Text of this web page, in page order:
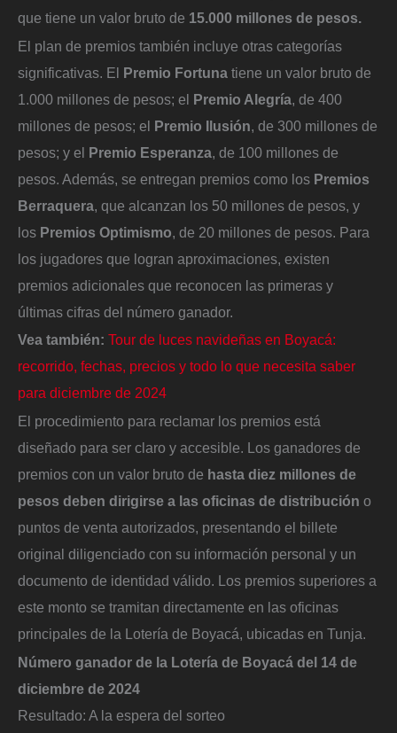
que tiene un valor bruto de 15.000 millones de pesos.
El plan de premios también incluye otras categorías
significativas. El Premio Fortuna tiene un valor bruto de
1.000 millones de pesos; el Premio Alegría, de 400
millones de pesos; el Premio Ilusión, de 300 millones de
pesos; y el Premio Esperanza, de 100 millones de
pesos. Además, se entregan premios como los Premios
Berraquera, que alcanzan los 50 millones de pesos, y
los Premios Optimismo, de 20 millones de pesos. Para
los jugadores que logran aproximaciones, existen
premios adicionales que reconocen las primeras y
últimas cifras del número ganador.
Vea también: Tour de luces navideñas en Boyacá:
recorrido, fechas, precios y todo lo que necesita saber
para diciembre de 2024
El procedimiento para reclamar los premios está
diseñado para ser claro y accesible. Los ganadores de
premios con un valor bruto de hasta diez millones de
pesos deben dirigirse a las oficinas de distribución o
puntos de venta autorizados, presentando el billete
original diligenciado con su información personal y un
documento de identidad válido. Los premios superiores a
este monto se tramitan directamente en las oficinas
principales de la Lotería de Boyacá, ubicadas en Tunja.
Número ganador de la Lotería de Boyacá del 14 de
diciembre de 2024
Resultado: A la espera del sorteo